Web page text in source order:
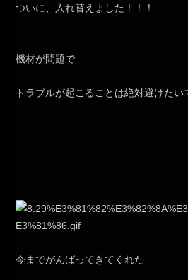
ついに、入れ替えました！！！
機材が問題で
トラブルが起こることは絶対避けたい
今までがんばってきてくれた